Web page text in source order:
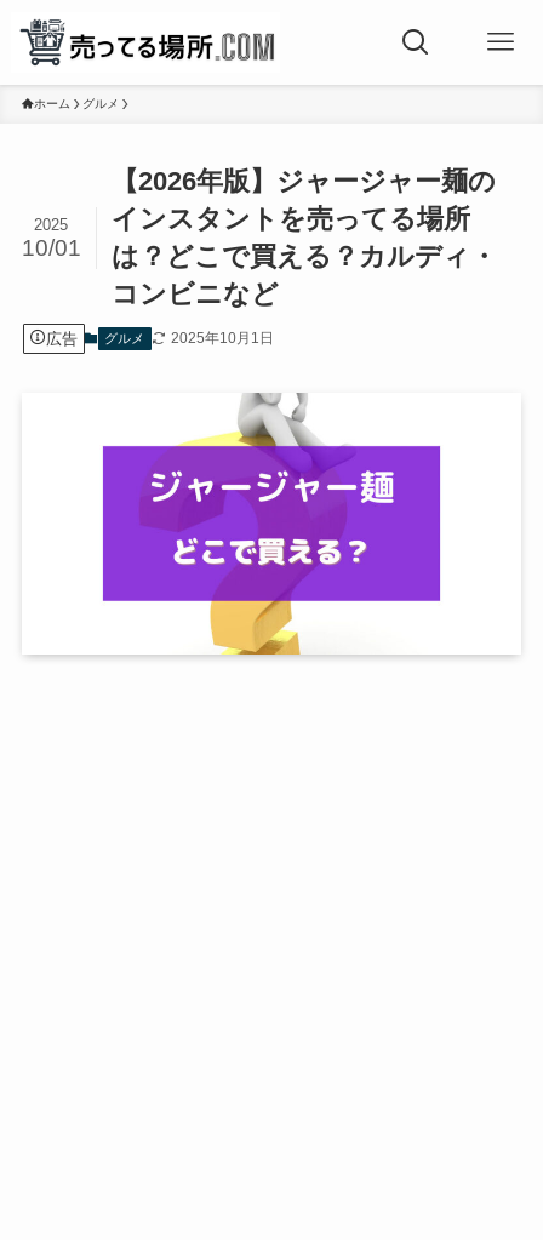
ホーム グルメ
【2026年版】ジャージャー麺の
インスタントを売ってる場所
は？どこで買える？カルディ・
コンビニなど
2025
10/01
広告 グルメ 2025年10月1日